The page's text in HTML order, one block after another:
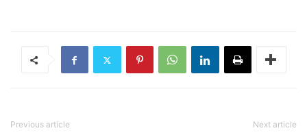
Previous article Next article